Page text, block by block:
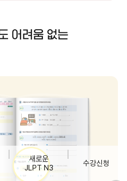
새로운
JLPT N3
수강신청